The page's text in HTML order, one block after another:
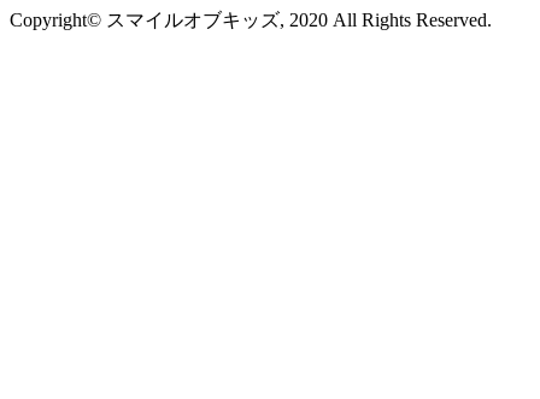
Copyright© スマイルオブキッズ, 2020 All Rights Reserved.